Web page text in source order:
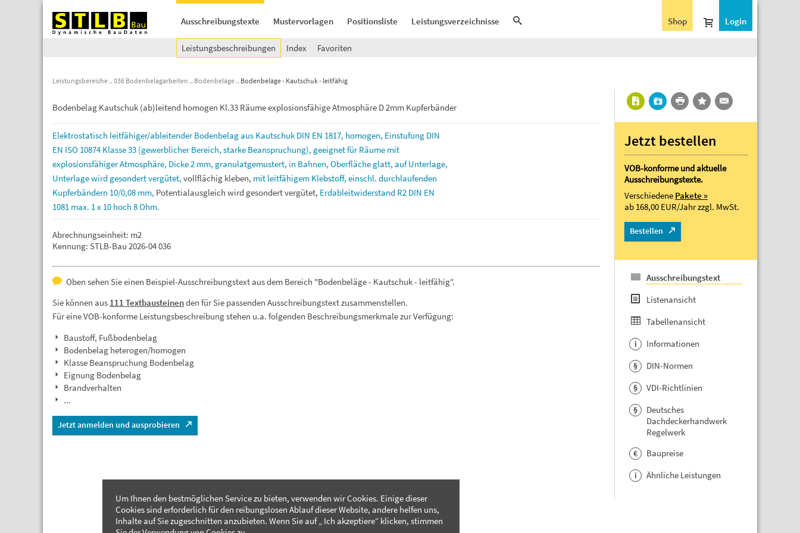
Ausschreibungstexte Mustervorlagen Positionsliste Leistungsverzeichnisse Login
Shop
Leistungsbeschreibungen Index Favoriten
Leistungsbereiche 036 Bodenbelagarbeiten Bodenbeläge Bodenbeläge - Kautschuk - leitfähig
Bodenbelag Kautschuk (ab)leitend homogen Kl.33 Räume explosionsfähige Atmosphäre D 2mm Kupferbänder
Elektrostatisch leitfähiger/ableitenderBodenbelagaus Kautschuk DIN EN 1817, homogen, Einstufung DIN
EN ISO 10874 Klasse33 (gewerblicherBereich, starke Beanspruchung), geeignetfürRäume mit
explosionsfähigerAtmosphäre, Dicke2 mm, granulatgemustert, in Bahnen, Oberfläche glatt, aufUnterlage,
Unterlagewird gesondertvergütet, vollflächig kleben, mit leitfähigem Klebstoff, einschl. durchlaufenden
Kupferbändern 10/0,08 mm, Potentialausgleich wird gesondertvergütet, Erdableitwiderstand R2 DIN EN
1081 max. 1x 10 hoch 8Ohm.
Abrechnungseinheit: m2
Kennung: STLB-Bau 2026-04 036
Oben sehen Sie einen Beispiel-Ausschreibungstext aus dem Bereich "Bodenbeläge - Kautschuk - leitfähig".
Sie können aus 111 Textbausteinenden für Sie passenden Ausschreibungstext zusammenstellen.
Für eine VOB-konforme Leistungsbeschreibung stehen u.a. folgenden Beschreibungsmerkmale zur Verfügung:
Baustoff, Fußbodenbelag
Bodenbelag heterogen/homogen
Klasse Beanspruchung Bodenbelag
Eignung Bodenbelag
Brandverhalten
...
Jetzt anmelden und ausprobieren
Jetzt bestellen
VOB-konforme und aktuelle
Ausschreibungstexte.
Verschiedene Pakete »
ab 168,00 EUR/Jahrzzgl. MwSt.
Bestellen
Ausschreibungstext
Listenansicht
Tabellenansicht
i Informationen
§ DIN-Normen
§ VDI-Richtlinien
§
Deutsches
Dachdeckerhandwerk
Regelwerk
€ Baupreise
i Ähnliche Leistungen
Um Ihnen den bestmöglichen Service zu bieten, verwenden wir Cookies. Einige dieser
Cookies sind erforderlich für den reibungslosen Ablauf dieser Website, andere helfen uns,
Inhalte auf Sie zugeschnitten anzubieten. Wenn Sie auf „ Ich akzeptiere“ klicken, stimmen